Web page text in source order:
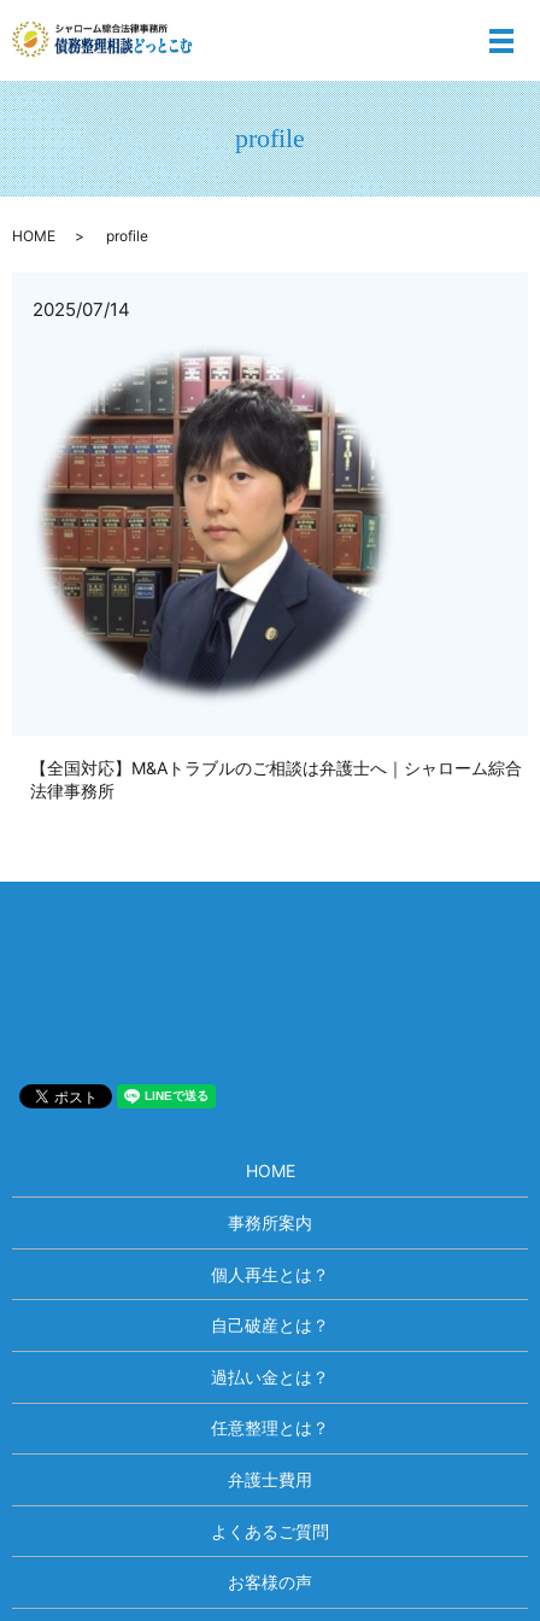
メ
profile
HOME profile
2025/07/14
【全国対応】M&Aトラブルのご相談は弁護士へ｜シャローム綜合
法律事務所
HOME
事務所案内
個人再生とは？
自己破産とは？
過払い金とは？
任意整理とは？
弁護士費用
よくあるご質問
お客様の声